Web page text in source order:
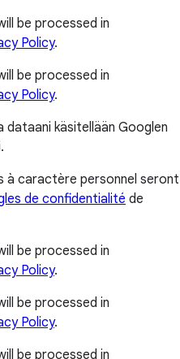
be processed in
Policy.
be processed in
Policy.
dataani käsitellään Googlen
à caractère personnel seront
de confidentialité de
be processed in
Policy.
be processed in
Policy.
be processed in